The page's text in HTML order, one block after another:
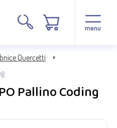
menu
Quercetti
Pallino Coding